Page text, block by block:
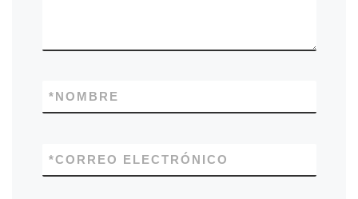
NOMBRE
*
CORREO ELECTRÓNICO
*